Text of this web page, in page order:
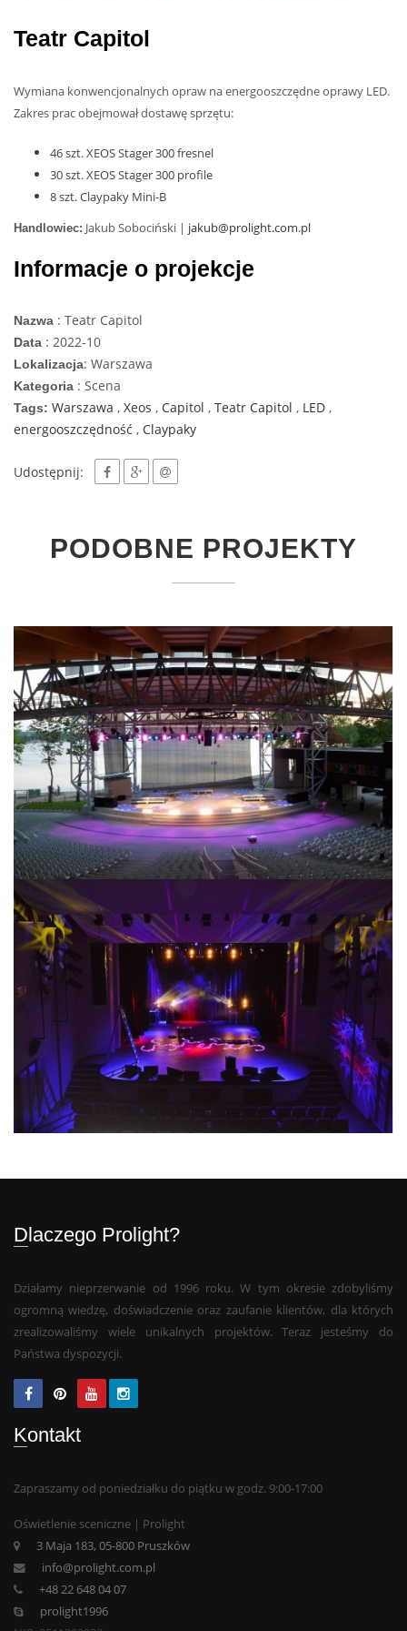
Teatr Capitol
Wymiana konwencjonalnych opraw na energooszczędne oprawy LED.
Zakres prac obejmował dostawę sprzętu:
46 szt. XEOS Stager 300 fresnel
30 szt. XEOS Stager 300 profile
8 szt. Claypaky Mini-B
Handlowiec: Jakub Sobociński | jakub@prolight.com.pl
Informacje o projekcje
Nazwa : Teatr Capitol
Data : 2022-10
Lokalizacja: Warszawa
Kategoria : Scena
Tags: Warszawa , Xeos , Capitol , Teatr Capitol , LED ,
energooszczędność , Claypaky
Udostępnij:
PODOBNE PROJEKTY
Dlaczego Prolight?
Działamy nieprzerwanie od 1996 roku. W tym okresie zdobyliśmy
ogromną wiedzę, doświadczenie oraz zaufanie klientów, dla których
zrealizowaliśmy wiele unikalnych projektów. Teraz jesteśmy do
Państwa dyspozycji.
Kontakt
Zapraszamy od poniedziałku do piątku w godz. 9:00-17:00
Oświetlenie sceniczne | Prolight
3 Maja 183, 05-800 Pruszków
info@prolight.com.pl
+48 22 648 04 07
prolight1996